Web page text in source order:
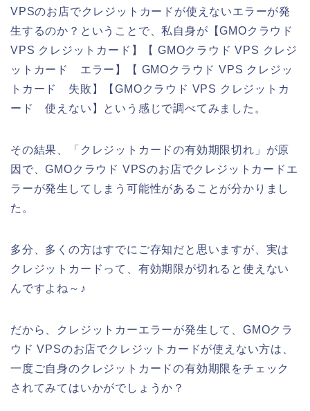
VPSのお店でクレジットカードが使えないエラーが発
生するのか？ということで、私自身が【GMOクラウド
VPS クレジットカード】【 GMOクラウド VPS クレジ
ットカード エラー】【 GMOクラウド VPS クレジッ
トカード 失敗】【GMOクラウド VPS クレジットカ
ード 使えない】という感じで調べてみました。
その結果、「クレジットカードの有効期限切れ」が原
因で、GMOクラウド VPSのお店でクレジットカードエ
ラーが発生してしまう可能性があることが分かりまし
た。
多分、多くの方はすでにご存知だと思いますが、実は
クレジットカードって、有効期限が切れると使えない
んですよね～♪
だから、クレジットカーエラーが発生して、GMOクラ
ウド VPSのお店でクレジットカードが使えない方は、
一度ご自身のクレジットカードの有効期限をチェック
されてみてはいかがでしょうか？